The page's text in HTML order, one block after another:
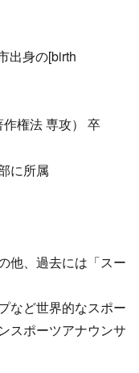
出身の[birth
権法 専攻） 卒
に所属
他、過去には「スー
など世界的なスポー
スポーツアナウンサ